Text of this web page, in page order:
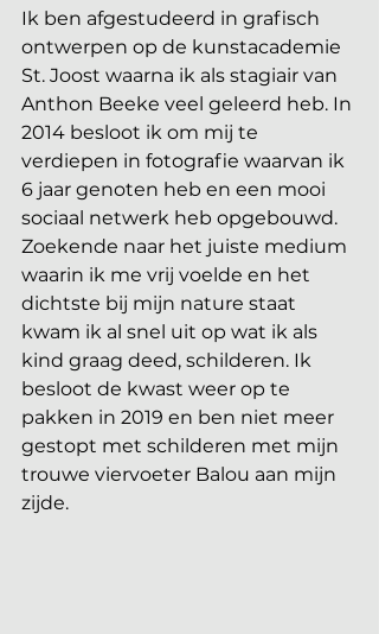
Ik ben afgestudeerd in grafisch
ontwerpen op de kunstacademie
St. Joost waarna ik als stagiair van
Anthon Beeke veel geleerd heb. In
2014 besloot ik om mij te
verdiepen in fotografie waarvan ik
6 jaar genoten heb en een mooi
sociaal netwerk heb opgebouwd.
Zoekende naar het juiste medium
waarin ik me vrij voelde en het
dichtste bij mijn nature staat
kwam ik al snel uit op wat ik als
kind graag deed, schilderen. Ik
besloot de kwast weer op te
pakken in 2019 en ben niet meer
gestopt met schilderen met mijn
trouwe viervoeter Balou aan mijn
zijde.